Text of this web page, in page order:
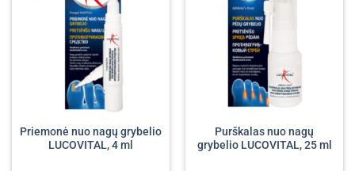
Priemonė nuo nagų grybelio
LUCOVITAL, 4 ml
Purškalas nuo nagų
grybelio LUCOVITAL, 25 ml